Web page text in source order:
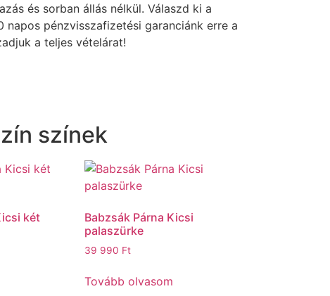
és sorban állás nélkül. Válaszd ki a
pénzvisszafizetési garanciánk erre a
a teljes vételárat!
színek
két
Babzsák Párna Kicsi
palaszürke
39 990 Ft
Tovább olvasom